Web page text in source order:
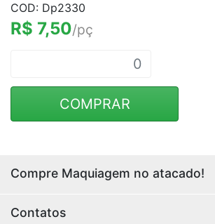
COD: Dp2330
R$ 7,50/pç
COMPRAR
Compre Maquiagem no atacado!
com os melhores preços. Acesse a
Contatos